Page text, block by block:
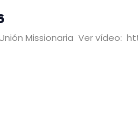
Missionaria Ver vídeo: